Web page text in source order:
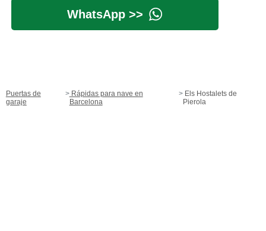
WhatsApp >>
Puertas de
garaje
Rápidas para nave en
Barcelona
Els Hostalets de
Pierola